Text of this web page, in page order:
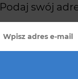
Podaj swój